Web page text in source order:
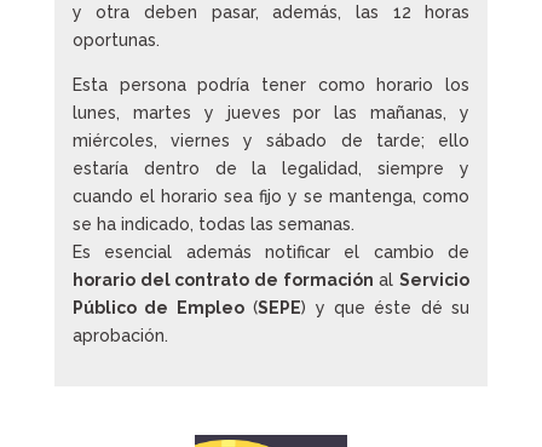
y otra deben pasar, además, las 12 horas
oportunas.
Esta persona podría tener como horario los
lunes, martes y jueves por las mañanas, y
miércoles, viernes y sábado de tarde; ello
estaría dentro de la legalidad, siempre y
cuando el horario sea fijo y se mantenga, como
se ha indicado, todas las semanas.
Es esencial además notificar el cambio de
horario del contrato de formación alServicio
Público de Empleo(SEPE) y que éste dé su
aprobación.